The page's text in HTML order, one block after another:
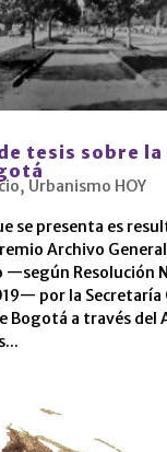
tesis sobre la
, Urbanismo HOY
se presenta es
Archivo
Resolución
por la Secretaría
Bogotá a través del